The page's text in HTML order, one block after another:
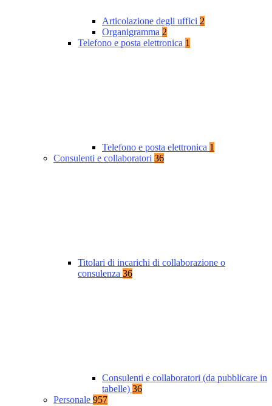
Articolazione degli uffici 2
Organigramma 2
Telefono e posta elettronica 1
Telefono e posta elettronica 1
Consulenti e collaboratori 36
Titolari di incarichi di collaborazione o
consulenza 36
Consulenti e collaboratori (da pubblicare in
tabelle) 36
Personale 957